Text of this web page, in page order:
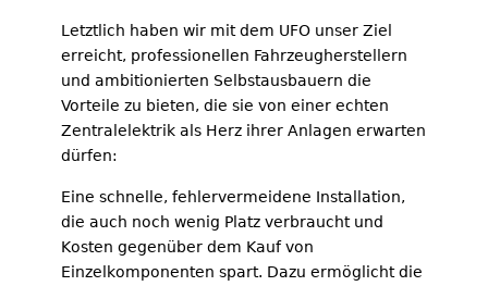
Letztlich haben wir mit dem UFO unser Ziel
erreicht, professionellen Fahrzeugherstellern
und ambitionierten Selbstausbauern die
Vorteile zu bieten, die sie von einer echten
Zentralelektrik als Herz ihrer Anlagen erwarten
dürfen:
Eine schnelle, fehlervermeidene Installation,
die auch noch wenig Platz verbraucht und
Kosten gegenüber dem Kauf von
Einzelkomponenten spart. Dazu ermöglicht die